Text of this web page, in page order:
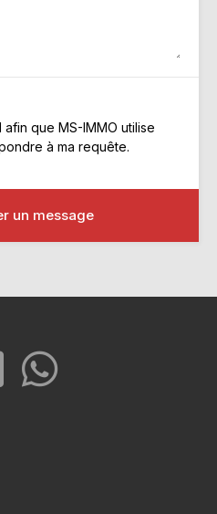
que MS-IMMO utilise
à ma requête.
un message